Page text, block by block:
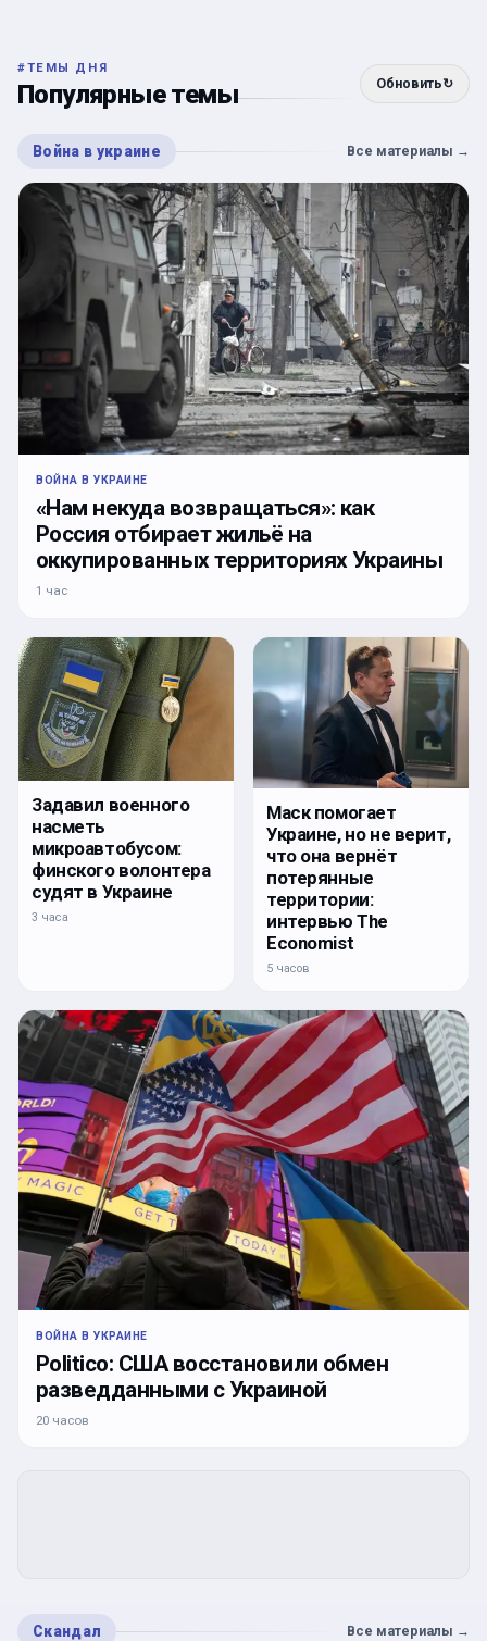
#ТЕМЫ ДНЯ
Популярные темы Обновить↻
Война в украине Все материалы →
ВОЙНА В УКРАИНЕ
«Нам некуда возвращаться»: как
Россия отбирает жильё на
оккупированных территориях Украины
1 час
Задавил военного
насметь
микроавтобусом:
финского волонтера
судят в Украине
3 часа
Маск помогает
Украине, но не верит,
что она вернёт
потерянные
территории:
интервью The
Economist
5 часов
ВОЙНА В УКРАИНЕ
Politico: США восстановили обмен
разведданными с Украиной
20 часов
Скандал Все материалы →